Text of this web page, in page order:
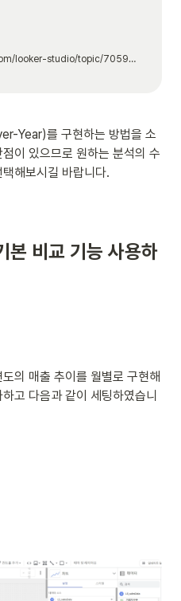
https://support.google.com/looker-studio/topic/7059081?hl=ko&ref_topic=9207420&sjid=5780495529718954075-AP
Year)를 구현하는 방법을 소
이 있으므로 원하는 분석의 수
해보시길 바랍니다.
본 비교 기능 사용하
의 매출 추이를 월별로 구현해
고 다음과 같이 세팅하였습니